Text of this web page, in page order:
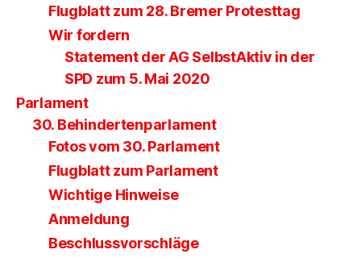
Flugblatt zum 28. Bremer Protesttag
Wir fordern
Statement der AG SelbstAktiv in der
SPD zum 5. Mai 2020
Parlament
30. Behindertenparlament
Fotos vom 30. Parlament
Flugblatt zum Parlament
Wichtige Hinweise
Anmeldung
Beschlussvorschläge